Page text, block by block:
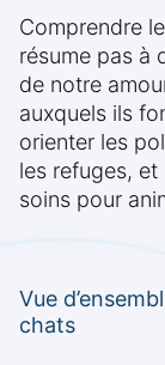
Comprendre
résume pas à
de notre
auxquels ils
orienter les
les refuges,
soins pour
Vue
chats